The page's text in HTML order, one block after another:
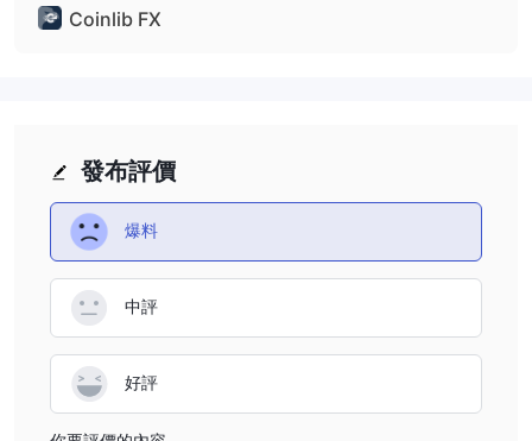
Coinlib FX
發布評價
爆料
中評
好評